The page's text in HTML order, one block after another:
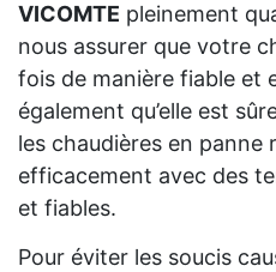
VICOMTE pleinement
nous assurer que votre
fois de manière fiable et
également qu’elle est
les chaudières en panne
efficacement avec des
et fiables.
Pour éviter les soucis